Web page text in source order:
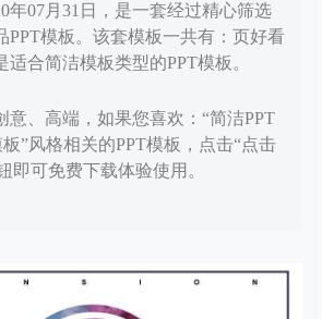
年07月31日，是一套经过精心筛选
PPT模板。该套模板一共有：页好看
合简洁模板类型的PPT模板。
意、高端，如果您喜欢：“简洁PPT
”风格相关的PPT模板，点击“点击
即可免费下载体验使用。